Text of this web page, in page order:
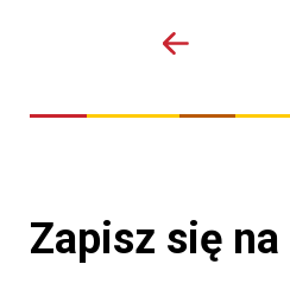
Zapisz się